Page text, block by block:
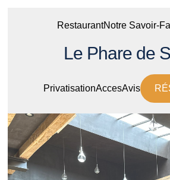
RestaurantNotre Savoir-
Le Phare de
PrivatisationAccesAvis